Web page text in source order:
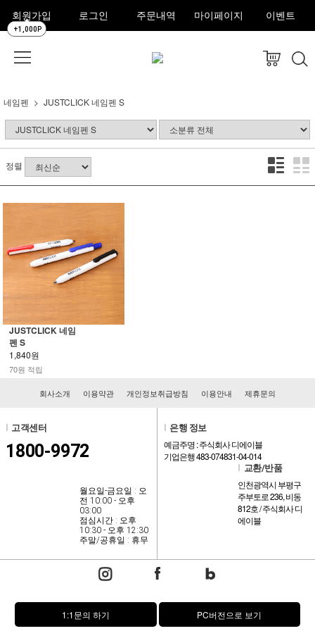
회원가입
+1,000P
로그인 주문내역 마이페이지 이벤트
네임펜 JUSTCLICK 네임펜 S
정렬
JUSTCLICK 네임
펜 S
1,840원
70원 적립
회사소개 이용약관 개인정보취급방침 이용안내 제휴문의
고객센터
1800-9972
월요일-금요일 : 오
전 10:00 - 오후
03:00
점심시간 : 오후
10:30 - 오후 12:30
주말/공휴일 : 휴무
은행 정보
예금주명 : 주식회사 디에이블
기업은행 483-074831-04-014
교환/반품
인천광역시 부평구
주부토로 236, 비동
812호 / 주식회사 디
에이블
1:1문의 하기 PC버전으로 보기